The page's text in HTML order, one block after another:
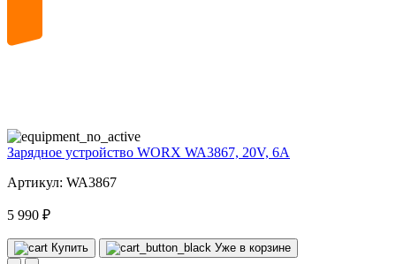
Зарядное устройство WORX WA3867, 20V, 6A
Артикул: WA3867
5 990 ₽
Купить Уже в корзине